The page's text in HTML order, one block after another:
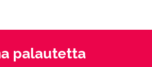
palautetta